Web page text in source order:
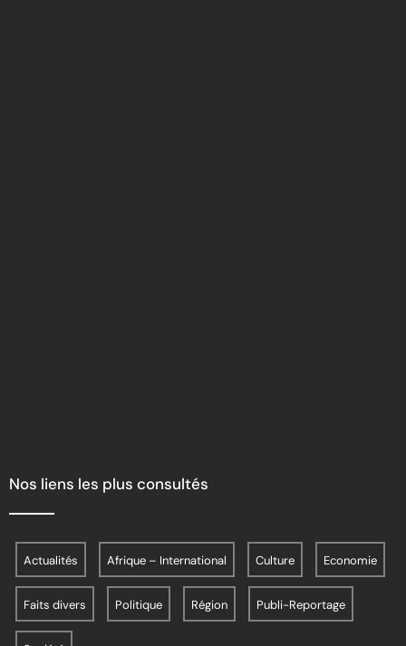
Nos liens les plus consultés
Actualités Afrique – International Culture Economie
Faits divers Politique Région Publi-Reportage